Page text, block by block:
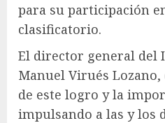
para su participación
clasificatorio.
El director general del
Manuel Virués
de este logro y la
impulsando a las y los